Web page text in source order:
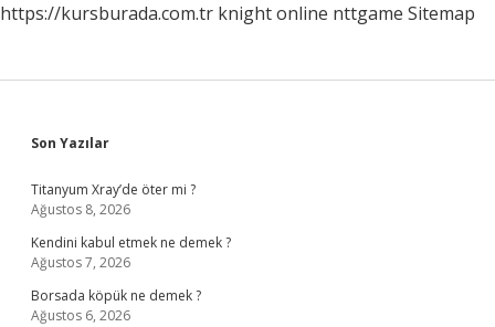
https://kursburada.com.tr knight online nttgame Sitemap
Sidebar
Son Yazılar
Titanyum Xray’de öter mi ?
Ağustos 8, 2026
Kendini kabul etmek ne demek ?
Ağustos 7, 2026
Borsada köpük ne demek ?
Ağustos 6, 2026